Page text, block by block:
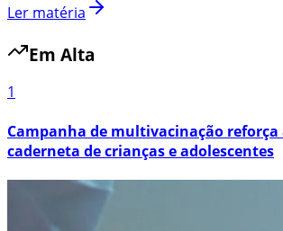
Ler matéria
Em Alta
1
Campanha de multivacinação
caderneta de crianças e adolescentes